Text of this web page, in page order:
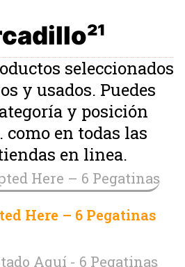
seleccionados
y usados. Puedes
y posición
como en todas las
en linea.
Here – 6 Pegatinas